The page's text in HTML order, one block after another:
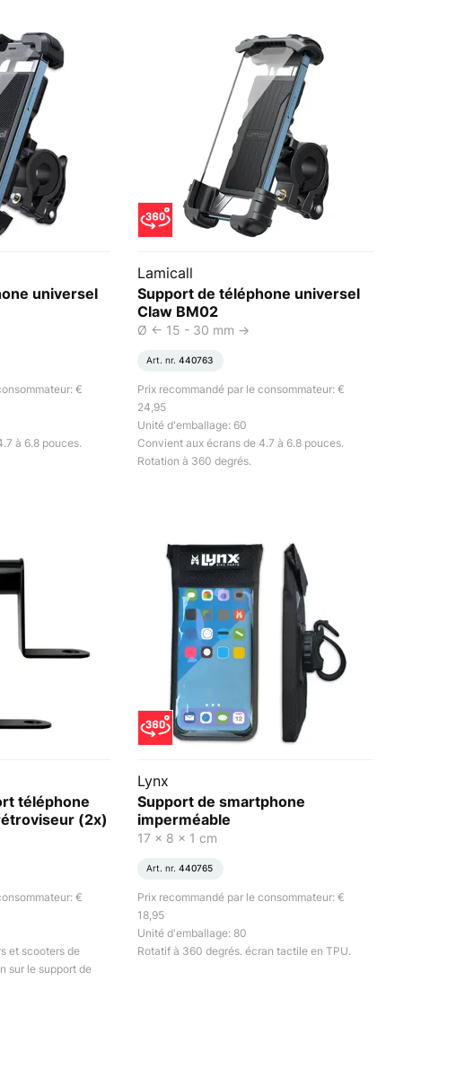
universel
€
à 6.8 pouces.
Lamicall
Support de téléphone universel
Claw BM02
Ø <- 15 - 30 mm ->
Art. nr.440763
Prix recommandé par le consommateur: €
24,95
Unité d'emballage: 60
Convient aux écrans de 4.7 à 6.8 pouces.
Rotation à 360 degrés.
téléphone
(2x)
€
et scooters de
sur le support de
Lynx
Support de smartphone
imperméable
17 x 8 x 1 cm
Art. nr.440765
Prix recommandé par le consommateur: €
18,95
Unité d'emballage: 80
Rotatif à 360 degrés. écran tactile en TPU.